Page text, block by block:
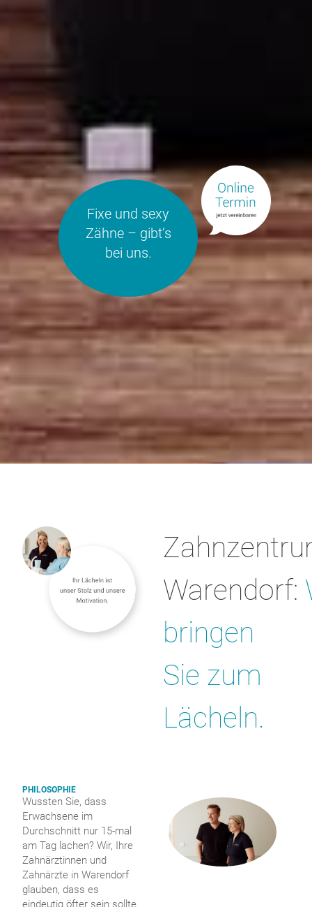
Fixe und sexy
Zähne – gibt’s
bei uns.
Warendorf:
bringen
Sie zum
Lächeln.
PHILOSOPHIE
Wussten Sie, dass
Erwachsene im
Durchschnitt nur 15-mal
am Tag lachen? Wir, Ihre
Zahnärztinnen und
Zahnärzte in Warendorf
glauben, dass es
eindeutig öfter sein sollte.